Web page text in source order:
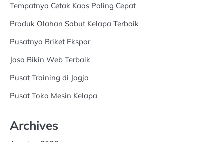
Tempatnya Cetak Kaos Paling Cepat
Produk Olahan Sabut Kelapa Terbaik
Pusatnya Briket Ekspor
Jasa Bikin Web Terbaik
Pusat Training di Jogja
Pusat Toko Mesin Kelapa
Archives